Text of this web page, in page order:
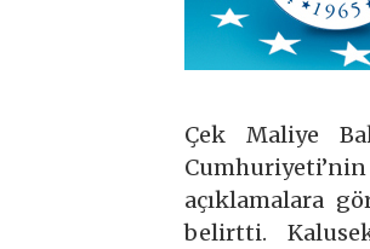
Çek Maliye
açıklamalara
belirtti.